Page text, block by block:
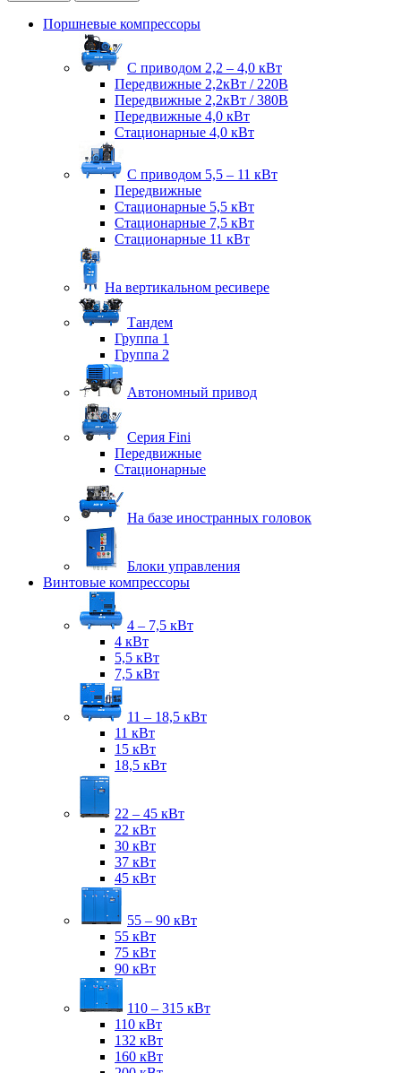
Поршневые компрессоры
С приводом 2,2 – 4,0 кВт
Передвижные 2,2кВт / 220В
Передвижные 2,2кВт / 380В
Передвижные 4,0 кВт
Стационарные 4,0 кВт
С приводом 5,5 – 11 кВт
Передвижные
Стационарные 5,5 кВт
Стационарные 7,5 кВт
Стационарные 11 кВт
На вертикальном ресивере
Тандем
Группа 1
Группа 2
Автономный привод
Серия Fini
Передвижные
Стационарные
На базе иностранных головок
Блоки управления
Винтовые компрессоры
4 – 7,5 кВт
4 кВт
5,5 кВт
7,5 кВт
11 – 18,5 кВт
11 кВт
15 кВт
18,5 кВт
22 – 45 кВт
22 кВт
30 кВт
37 кВт
45 кВт
55 – 90 кВт
55 кВт
75 кВт
90 кВт
110 – 315 кВт
110 кВт
132 кВт
160 кВт